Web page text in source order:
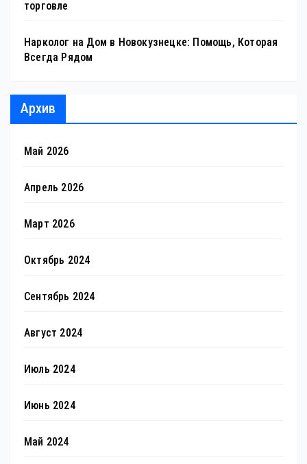
торговле
Нарколог на Дом в Новокузнецке: Помощь, Которая
Всегда Рядом
Архив
Май 2026
Апрель 2026
Март 2026
Октябрь 2024
Сентябрь 2024
Август 2024
Июль 2024
Июнь 2024
Май 2024